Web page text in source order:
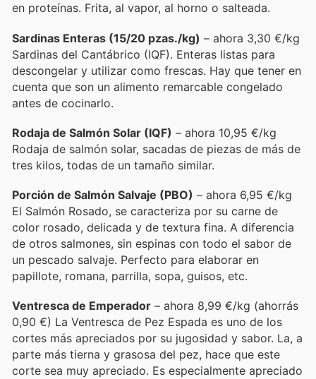
en proteínas. Frita, al vapor, al horno o salteada.
Sardinas Enteras (15/20 pzas./kg) – ahora 3,30 €/kg
Sardinas del Cantábrico (IQF). Enteras listas para
descongelar y utilizar como frescas. Hay que tener en
cuenta que son un alimento remarcable congelado
antes de cocinarlo.
Rodaja de Salmón Solar (IQF) – ahora 10,95 €/kg
Rodaja de salmón solar, sacadas de piezas de más de
tres kilos, todas de un tamaño similar.
Porción de Salmón Salvaje (PBO) – ahora 6,95 €/kg
El Salmón Rosado, se caracteriza por su carne de
color rosado, delicada y de textura fina. A diferencia
de otros salmones, sin espinas con todo el sabor de
un pescado salvaje. Perfecto para elaborar en
papillote, romana, parrilla, sopa, guisos, etc.
Ventresca de Emperador – ahora 8,99 €/kg (ahorrás
0,90 €) La Ventresca de Pez Espada es uno de los
cortes más apreciados por su jugosidad y sabor. La, a
parte más tierna y grasosa del pez, hace que este
corte sea muy apreciado. Es especialmente apreciado